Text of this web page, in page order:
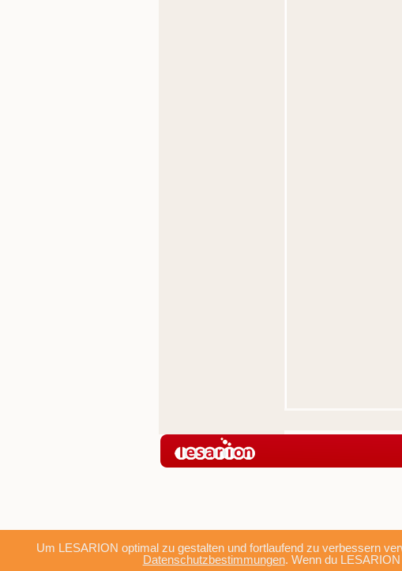
Um LESARION optimal zu gestalten und fortlaufend zu verbessern
Datenschutzbestimmungen. Wenn du